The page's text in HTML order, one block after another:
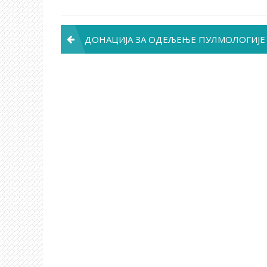
Post
navigation
ДОНАЦИЈА ЗА ОДЕЉЕЊЕ ПУЛМОЛОГИЈЕ